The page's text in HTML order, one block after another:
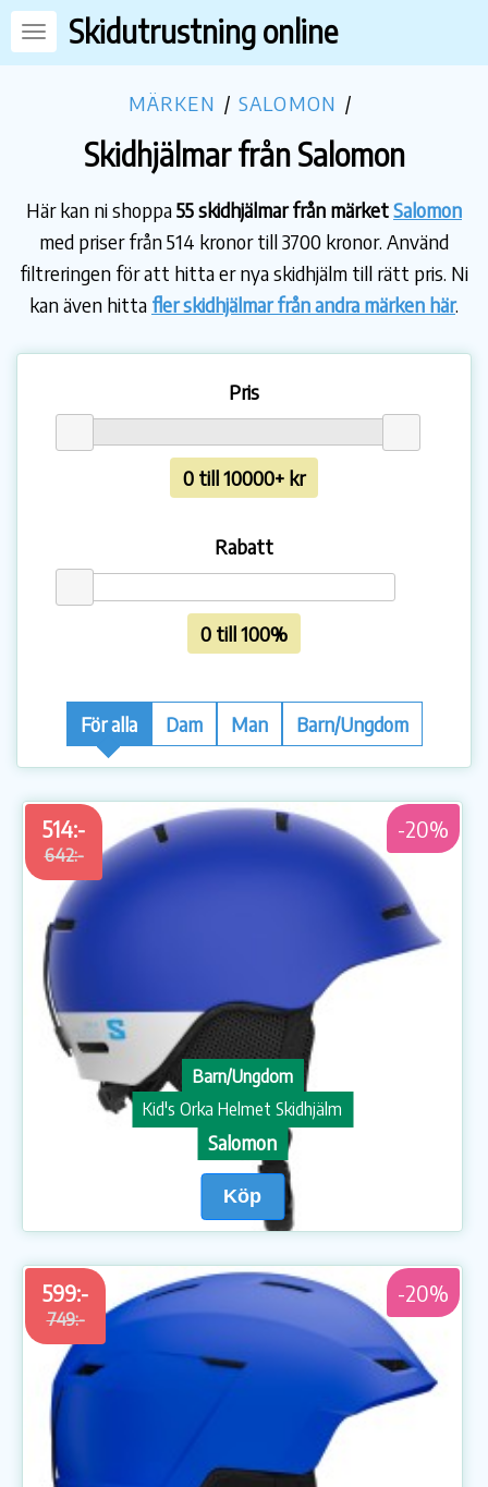
Skidutrustning online
MÄRKEN / SALOMON /
Skidhjälmar från Salomon
Här kan ni shoppa55 skidhjälmar från märketSalomon
med priser från 514 kronor till 3700 kronor. Använd
filtreringen för att hitta er nya skidhjälm till rätt pris. Ni
kan även hitta fler skidhjälmar från andra märken här.
Pris
0 till 10000+ kr
Rabatt
0 till 100%
För alla Dam Man Barn/Ungdom
514:-
642:-
-20%
Barn/Ungdom
Kid's Orka Helmet Skidhjälm
Salomon
Köp
599:-
749:-
-20%